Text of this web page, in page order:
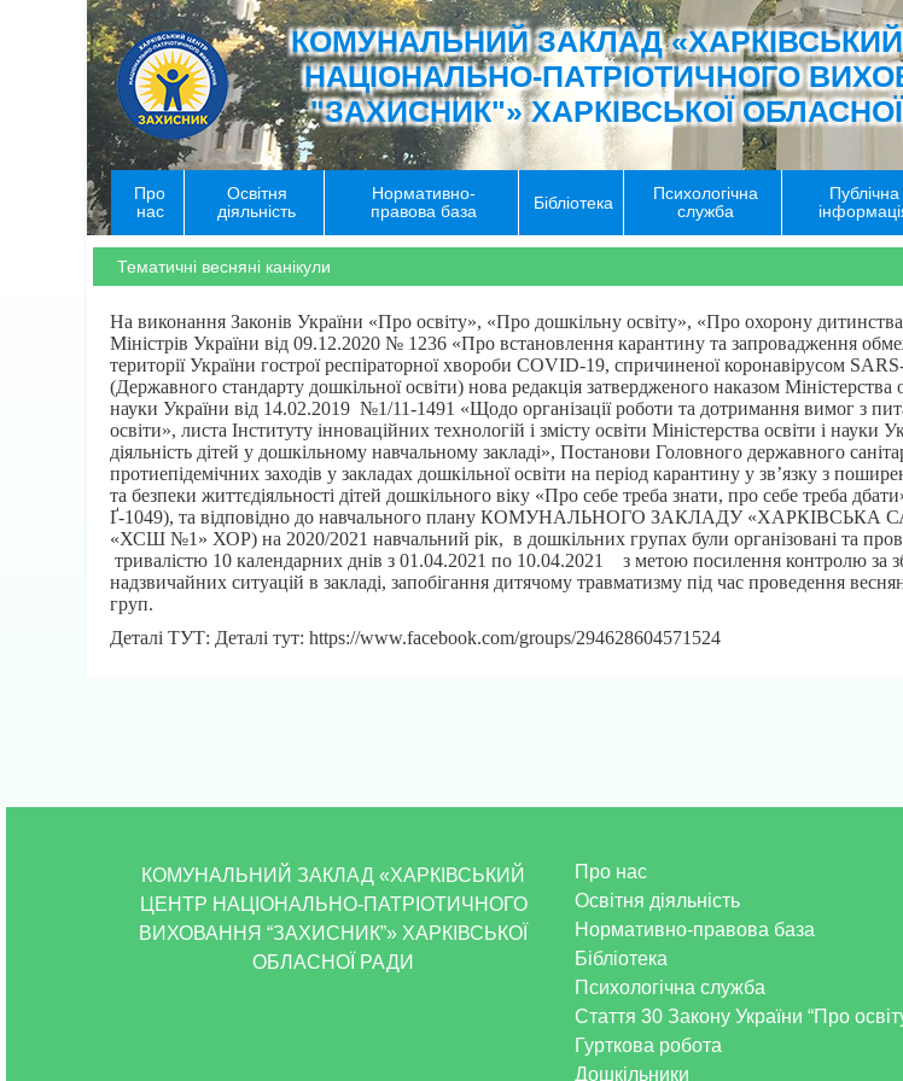
КОМУНАЛЬНИЙ ЗАКЛАД
НАЦІОНАЛЬНО-ПАТРІОТИЧНОГО
"ЗАХИСНИК"» ХАРКІВСЬКОЇ
Про
нас
Освітня
діяльність
Нормативно-
правова база
Бібліотека
Психологічна
служба
Публічна
Тематичні весняні канікули
На виконання Законів України «Про освіту», «Про дошкільну освіту», «Про охорону
Міністрів України від 09.12.2020 № 1236 «Про встановлення карантину та запровадження
території України гострої респіраторної хвороби COVID-19, спричиненої коронавірусом
(Державного стандарту дошкільної освіти) нова редакція затвердженого наказом
науки України від 14.02.2019 №1/11-1491 «Щодо організації роботи та дотримання вимог з
освіти», листа Інституту інноваційних технологій і змісту освіти Міністерства освіти і
діяльність дітей у дошкільному навчальному закладі», Постанови Головного державного
протиепідемічних заходів у закладах дошкільної освіти на період карантину у зв’язку з
та безпеки життєдіяльності дітей дошкільного віку «Про себе треба знати, про себе треба
Ґ-1049), та відповідно до навчального плану КОМУНАЛЬНОГО ЗАКЛАДУ
«ХСШ №1» ХОР) на 2020/2021 навчальний рік, в дошкільних групах були організовані та
тривалістю 10 календарних днів з 01.04.2021 по 10.04.2021 з метою посилення контролю за
надзвичайних ситуацій в закладі, запобігання дитячому травматизму під час проведення
груп.
Деталі ТУТ: Деталі тут: https://www.facebook.com/groups/294628604571524
КОМУНАЛЬНИЙ ЗАКЛАД «ХАРКІВСЬКИЙ
ЦЕНТР НАЦІОНАЛЬНО-ПАТРІОТИЧНОГО
ВИХОВАННЯ “ЗАХИСНИК”» ХАРКІВСЬКОЇ
ОБЛАСНОЇ РАДИ
Про нас
Освітня діяльність
Нормативно-правова база
Бібліотека
Психологічна служба
Стаття 30 Закону України “Про
Гурткова робота
Дошкільники